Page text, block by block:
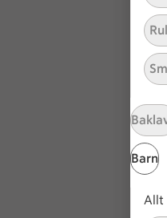
Barn
Allt